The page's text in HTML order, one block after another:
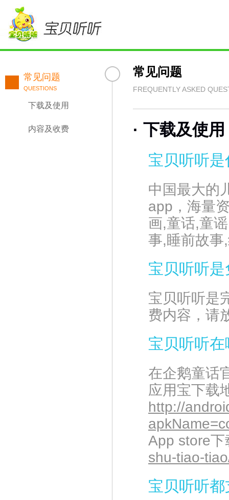
常见问题
QUESTIONS
下载及使用
内容及收费
常见问题
FREQUENTLY ASKED
· 下载及使用
宝贝听听是
中国最大的
app，海量
画,童话,童
事,睡前故事
宝贝听听
宝贝听听是
费内容，请
宝贝听听
在企鹅童话
应用宝下载
http://
App store下
shu-tiao-
宝贝听听